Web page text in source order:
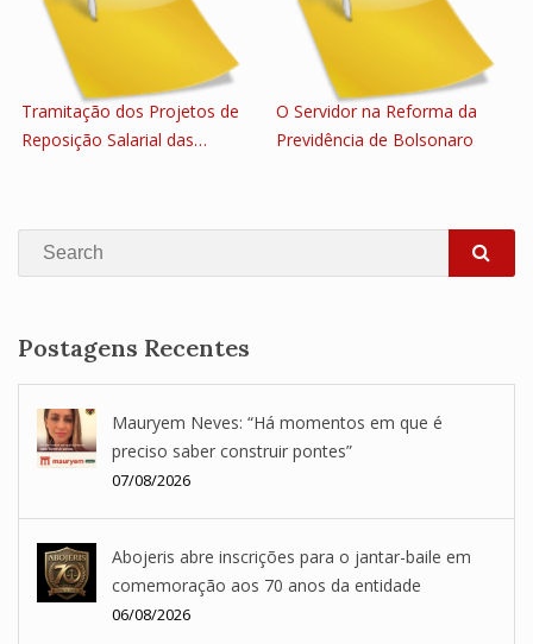
Tramitação dos Projetos de
Reposição Salarial das…
O Servidor na Reforma da
Previdência de Bolsonaro
Search
Postagens Recentes
Mauryem Neves: “Há momentos em que é
preciso saber construir pontes”
07/08/2026
Abojeris abre inscrições para o jantar-baile em
comemoração aos 70 anos da entidade
06/08/2026